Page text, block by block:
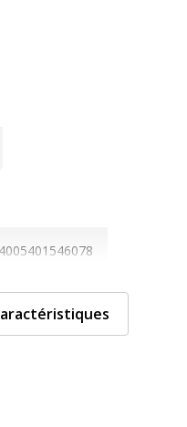
4005401546078
Castell